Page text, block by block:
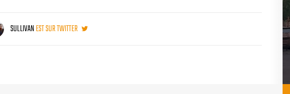
SULLIVANEST SUR TWITTER